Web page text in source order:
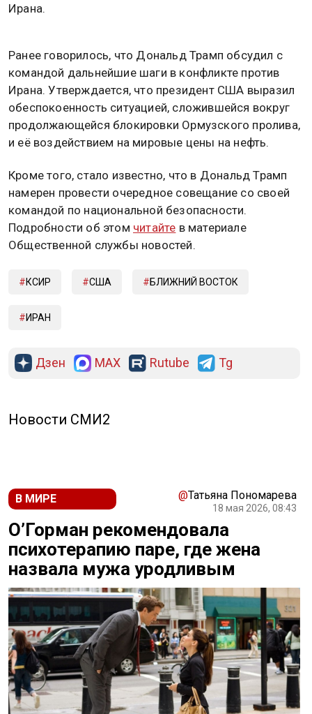
Ирана.
Ранее говорилось, что Дональд Трамп обсудил с
командой дальнейшие шаги в конфликте против
Ирана. Утверждается, что президент США выразил
обеспокоенность ситуацией, сложившейся вокруг
продолжающейся блокировки Ормузского пролива,
и её воздействием на мировые цены на нефть.
Кроме того, стало известно, что в Дональд Трамп
намерен провести очередное совещание со своей
командой по национальной безопасности.
Подробности об этом читайте в материале
Общественной службы новостей.
КСИР США БЛИЖНИЙ ВОСТОК
ИРАН
Дзен MAX Rutube Tg
Новости СМИ2
В МИРЕ @Татьяна Пономарева
18 мая 2026, 08:43
О’Горман рекомендовала
психотерапию паре, где жена
назвала мужа уродливым